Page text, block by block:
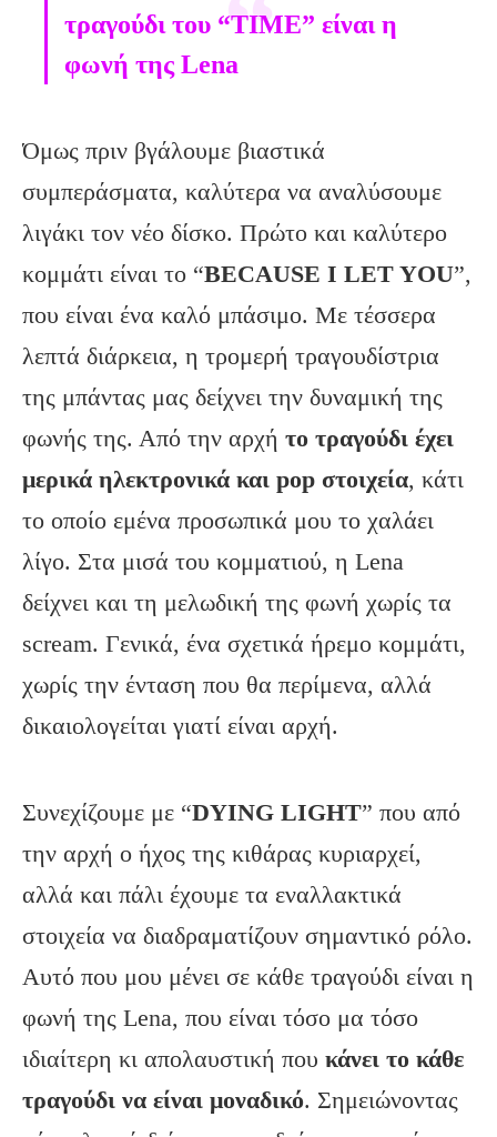
τραγούδι του “TIME” είναι η
φωνή της Lena
Όμως πριν βγάλουμε βιαστικά
συμπεράσματα, καλύτερα να αναλύσουμε
λιγάκι τον νέο δίσκο. Πρώτο και καλύτερο
κομμάτι είναι το “BECAUSE I LET YOU”,
που είναι ένα καλό μπάσιμο. Με τέσσερα
λεπτά διάρκεια, η τρομερή τραγουδίστρια
της μπάντας μας δείχνει την δυναμική της
φωνής της. Από την αρχή το τραγούδι έχει
μερικά ηλεκτρονικά και pop στοιχεία, κάτι
το οποίο εμένα προσωπικά μου το χαλάει
λίγο. Στα μισά του κομματιού, η Lena
δείχνει και τη μελωδική της φωνή χωρίς τα
scream. Γενικά, ένα σχετικά ήρεμο κομμάτι,
χωρίς την ένταση που θα περίμενα, αλλά
δικαιολογείται γιατί είναι αρχή.
Συνεχίζουμε με “DYING LIGHT” που από
την αρχή ο ήχος της κιθάρας κυριαρχεί,
αλλά και πάλι έχουμε τα εναλλακτικά
στοιχεία να διαδραματίζουν σημαντικό ρόλο.
Αυτό που μου μένει σε κάθε τραγούδι είναι η
φωνή της Lena, που είναι τόσο μα τόσο
ιδιαίτερη κι απολαυστική που κάνει το κάθε
τραγούδι να είναι μοναδικό. Σημειώνοντας